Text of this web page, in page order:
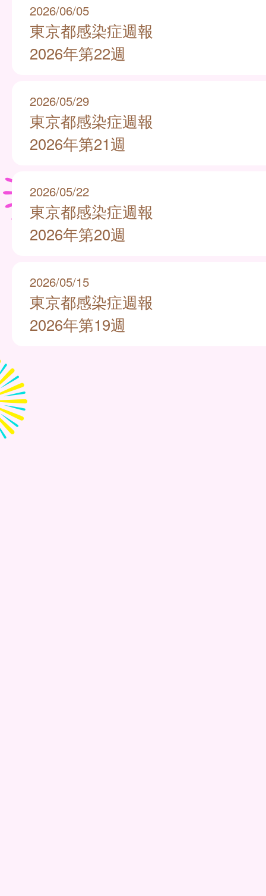
2026/06/05
東京都感染症週報
2026年第22週
2026/05/29
東京都感染症週報
2026年第21週
2026/05/22
東京都感染症週報
2026年第20週
2026/05/15
東京都感染症週報
2026年第19週